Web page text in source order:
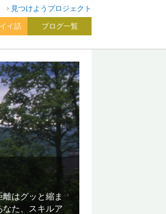
見つけようプロジェクト
イ話 ブログ一覧
はグッと縮ま
た、スキルア